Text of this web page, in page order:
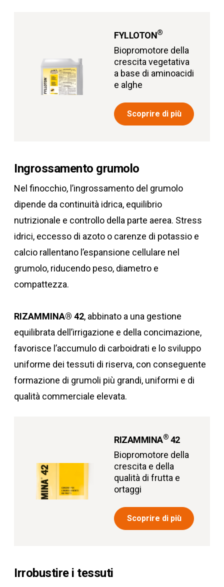
FYLLOTON®
Biopromotore della
crescita vegetativa
a base di aminoacidi
e alghe
Scoprire di più
Ingrossamento grumolo
Nel finocchio, l’ingrossamento del grumolo
dipende da continuità idrica, equilibrio
nutrizionale e controllo della parte aerea. Stress
idrici, eccesso di azoto o carenze di potassio e
calcio rallentano l’espansione cellulare nel
grumolo, riducendo peso, diametro e
compattezza.
RIZAMMINA® 42, abbinato a una gestione
equilibrata dell’irrigazione e della concimazione,
favorisce l’accumulo di carboidrati e lo sviluppo
uniforme dei tessuti di riserva, con conseguente
formazione di grumoli più grandi, uniformi e di
qualità commerciale elevata.
RIZAMMINA® 42
Biopromotore della
crescita e della
qualità di frutta e
ortaggi
Scoprire di più
Irrobustire i tessuti